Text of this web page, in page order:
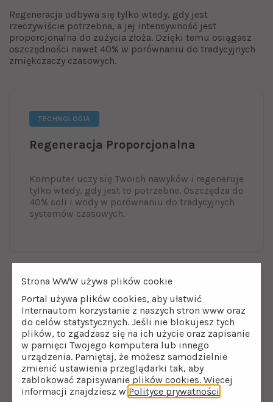
Regeneracja odbywa się tylko wtedy, gdy jest
rzeczywiście potrzebna, a jej intensywność jest
proporcjonalna do zużycia złoża. Dzięki temu osiągasz
oszczędności nawet 40% w porównaniu do tradycyjnych
zmiękczaczy czasowych.
TECHNOLOGIA
Regeneracja Proporcjonalna
Komputer uczy się Twoich nawyków i regeneruje
tylko wtedy, gdy jest to potrzebne. Oszczędza do
40% soli i wody w porównaniu do tradycyjnych
systemów czasowych.
EFEKTYWNOŚĆ
Regeneracja Przeciwprądowa
System Up-flow - solanka przepływa od dołu do
góry. Najbardziej skuteczna metoda płukania,
która przedłuża żywotność złoża nawet do 20
lat.
Strona WWW używa plików cookie
Portal używa plików cookies, aby ułatwić
Internautom korzystanie z naszych stron www oraz
do celów statystycznych. Jeśli nie blokujesz tych
plików, to zgadzasz się na ich użycie oraz zapisanie
w pamięci Twojego komputera lub innego
urządzenia. Pamiętaj, że możesz samodzielnie
zmienić ustawienia przeglądarki tak, aby
zablokować zapisywanie plików cookies. Więcej
informacji znajdziesz w Polityce prywatności